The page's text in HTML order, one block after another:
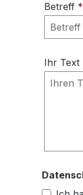
Betreff *
Ihr Text